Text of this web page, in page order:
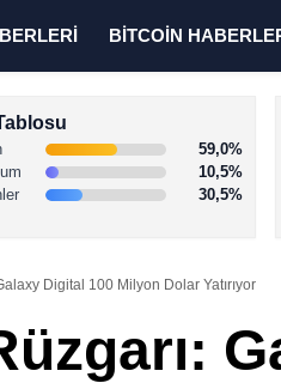
BİTCOİN
59,0%
10,5%
30,5%
Digital 100 Milyon Dolar Yatırıyor